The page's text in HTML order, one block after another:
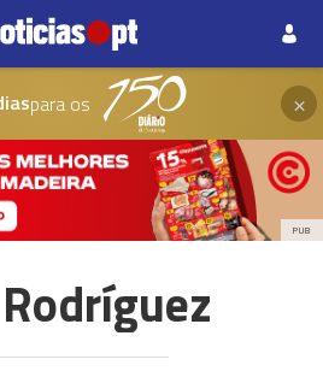
para os ×
PUB